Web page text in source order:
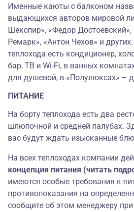
Именные каюты с балконом
выдающихся авторов мировой
Шекспир», «Федор
Ремарк», «Антон Чехов» и
теплохода есть кондиционер,
бар, ТВ и Wi-Fi, в ванных
для душевой, в «Полулюксах» –
ПИТАНИЕ
На борту теплохода есть два
шлюпочной и средней палубах.
вас будут ждать изысканные
На всех теплоходах компании
концепция питания (читать
имеются особые требования к
противопоказания на
сообщите об этом менеджеру